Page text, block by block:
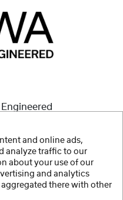
více
and online ads,
analyze traffic to our
about your use of our
and analytics
there with other